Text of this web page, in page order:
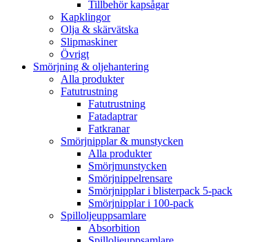
Tillbehör kapsågar
Kapklingor
Olja & skärvätska
Slipmaskiner
Övrigt
Smörjning & oljehantering
Alla produkter
Fatutrustning
Fatutrustning
Fatadaptrar
Fatkranar
Smörjnipplar & munstycken
Alla produkter
Smörjmunstycken
Smörjnippelrensare
Smörjnipplar i blisterpack 5-pack
Smörjnipplar i 100-pack
Spilloljeuppsamlare
Absorbition